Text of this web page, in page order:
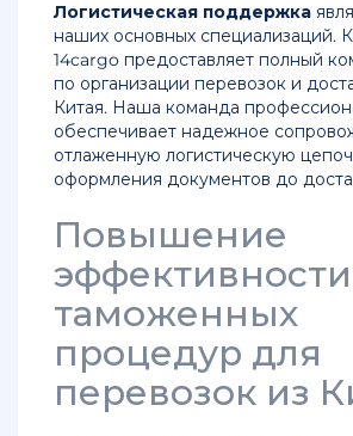
морем
из
Китая
Доставка
грузов
keyboard_arrow_down
Лучшие
предложения
keyboard_arrow_down
Контактыkeyboard_arrow_down
Полезноkeyboard_arrow_down
Логистическая поддержка
наших основных специализаций.
14cargo предоставляет полный
по организации перевозок и
Китая. Наша команда
обеспечивает надежное
отлаженную логистическую
оформления документов до
Повышение
эффективности
таможенных
процедур для
перевозок из